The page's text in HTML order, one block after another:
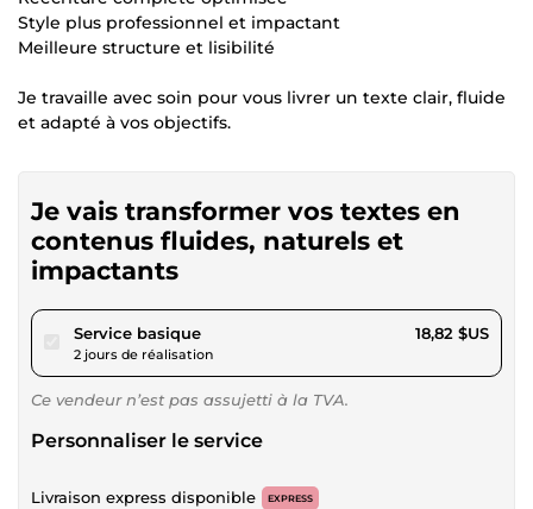
Style plus professionnel et impactant
Meilleure structure et lisibilité
Je travaille avec soin pour vous livrer un texte clair, fluide
et adapté à vos objectifs.
Je vais transformer vos textes en
contenus fluides, naturels et
impactants
Service basiquepour 17,34 $US
2 jours de réalisation
18,82 $US
Ce vendeur n’est pas assujetti à la TVA.
Personnaliser le service
Livraison express disponible EXPRESS